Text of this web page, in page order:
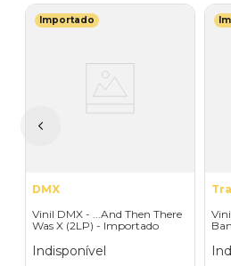
Importado
DMX
Vinil DMX - ...And Then There
Was X (2LP) - Importado
Indisponível